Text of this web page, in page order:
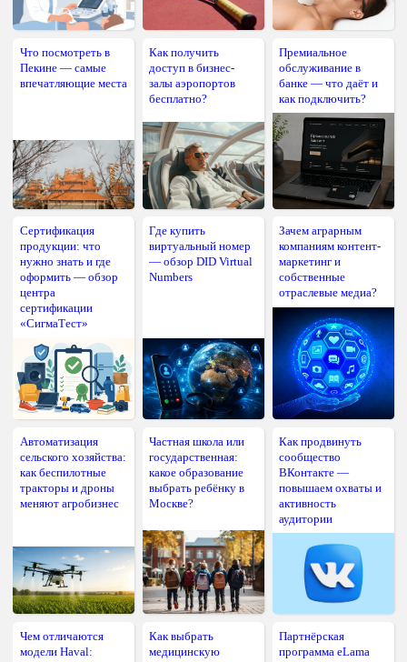
Что посмотреть в
Пекине — самые
впечатляющие места
Как получить
доступ в бизнес-
залы аэропортов
бесплатно?
Премиальное
обслуживание в
банке — что даёт и
как подключить?
Сертификация
продукции: что
нужно знать и где
оформить — обзор
центра
сертификации
«СигмаТест»
Где купить
виртуальный номер
— обзор DID Virtual
Numbers
Зачем аграрным
компаниям контент-
маркетинг и
собственные
отраслевые медиа?
Автоматизация
сельского хозяйства:
как беспилотные
тракторы и дроны
меняют агробизнес
Частная школа или
государственная:
какое образование
выбрать ребёнку в
Москве?
Как продвинуть
сообщество
ВКонтакте —
повышаем охваты и
активность
аудитории
Чем отличаются
модели Haval:
Как выбрать
медицинскую
Партнёрская
программа eLama